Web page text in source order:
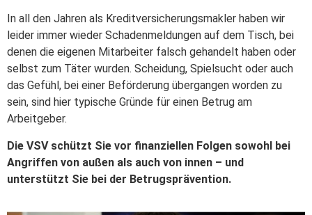
In all den Jahren als Kreditversicherungsmakler haben wir
leider immer wieder Schadenmeldungen auf dem Tisch, bei
denen die eigenen Mitarbeiter falsch gehandelt haben oder
selbst zum Täter wurden. Scheidung, Spielsucht oder auch
das Gefühl, bei einer Beförderung übergangen worden zu
sein, sind hier typische Gründe für einen Betrug am
Arbeitgeber.
Die VSV schützt Sie vor finanziellen Folgen sowohl bei
Angriffen von außen als auch von innen – und
unterstützt Sie bei der Betrugsprävention.